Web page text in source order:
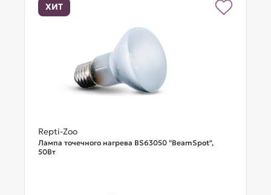
ХИТ
Repti-Zoo
Лампа точечного нагрева BS63050 "BeamSpot",
50Вт